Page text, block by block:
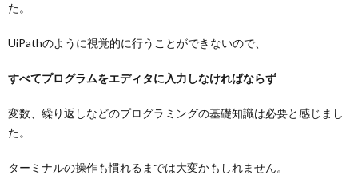
た。
UiPathのように視覚的に行うことができないので、
すべてプログラムをエディタに入力しなければならず
変数、繰り返しなどのプログラミングの基礎知識は必要と感じまし
た。
ターミナルの操作も慣れるまでは大変かもしれません。